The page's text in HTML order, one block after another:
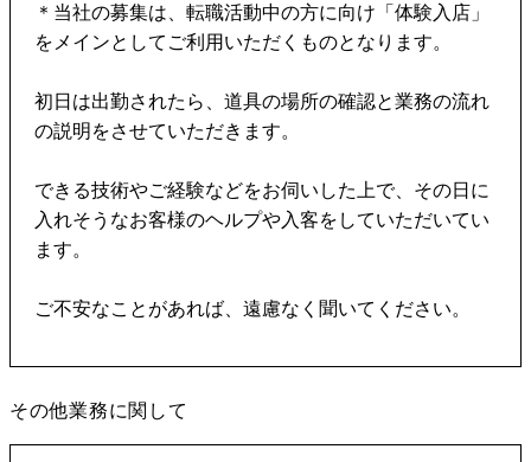
＊当社の募集は、転職活動中の方に向け「体験入店」
をメインとしてご利用いただくものとなります。
初日は出勤されたら、道具の場所の確認と業務の流れ
の説明をさせていただきます。
できる技術やご経験などをお伺いした上で、その日に
入れそうなお客様のヘルプや入客をしていただいてい
ます。
ご不安なことがあれば、遠慮なく聞いてください。
その他業務に関して